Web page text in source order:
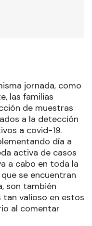
jornada, como
las familias
de muestras
a la detección
a covid-19.
día a
activa de casos
a cabo en toda la
se encuentran
son también
valioso en estos
al comentar